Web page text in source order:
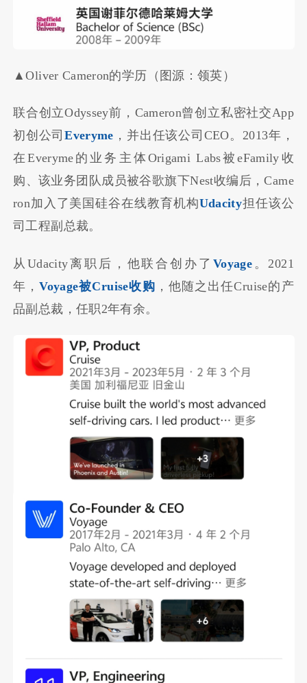
▲Oliver Cameron的学历（图源：领英）
联合创立Odyssey前，Cameron曾创立私密社交App
初创公司Everyme ，并出任该公司CEO。2013年，
在Everyme的业务主体Origami Labs被eFamily收
购、该业务团队成员被谷歌旗下Nest收编后，Came
ron加入了美国硅谷在线教育机构Udacity担任该公
司工程副总裁。
从Udacity离职后，他联合创办了 Voyage 。2021
年，Voyage被Cruise收购 ，他随之出任Cruise的产
品副总裁，任职2年有余。